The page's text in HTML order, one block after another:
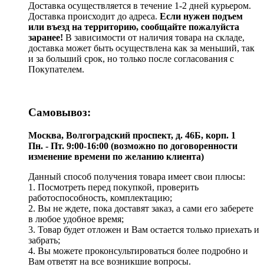
Доставка осуществляется в течение 1-2 дней курьером.
Доставка происходит до адреса. Если нужен подъем
или въезд на территорию, сообщайте пожалуйста
заранее! В зависимости от наличия товара на складе,
доставка может быть осуществлена как за меньший, так
и за больший срок, но только после согласования с
Покупателем.
Самовывоз:
Москва, Волгоградский проспект, д. 46Б, корп. 1
Пн. - Пт. 9:00-16:00 (возможно по договоренности
изменение времени по желанию клиента)
Данный способ получения товара имеет свои плюсы:
1. Посмотреть перед покупкой, проверить
работоспособность, комплектацию;
2. Вы не ждете, пока доставят заказ, а сами его заберете
в любое удобное время;
3. Товар будет отложен и Вам остается только приехать и
забрать;
4. Вы можете проконсультироваться более подробно и
Вам ответят на все возникшие вопросы.